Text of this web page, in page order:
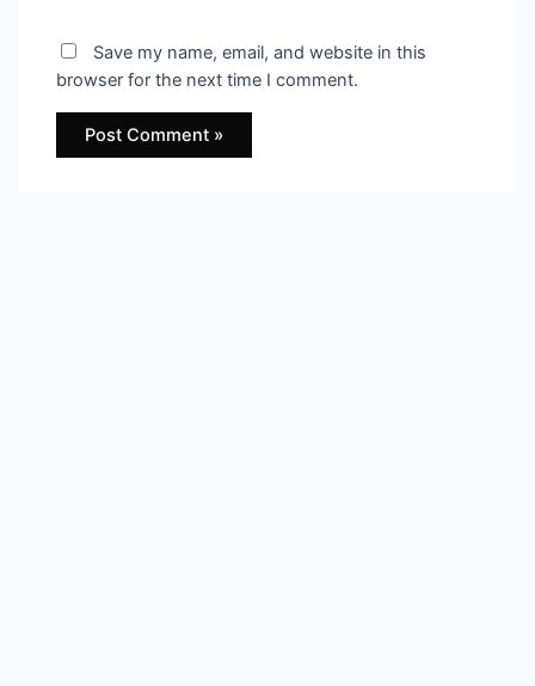
Save my name, email, and website in this
browser for the next time I comment.